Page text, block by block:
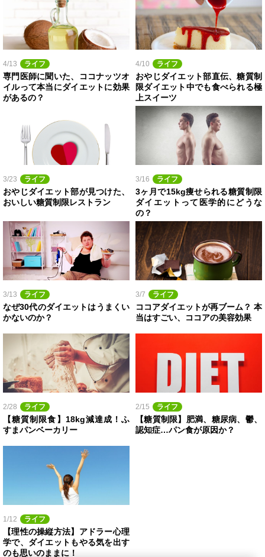
4/13 ライフ
専門医師に聞いた、ココナッツオ
イルって本当にダイエットに効果
があるの？
4/10 ライフ
おやじダイエット部直伝、糖質制
限ダイエット中でも食べられる極
上スイーツ
3/23 ライフ
おやじダイエット部が見つけた、
おいしい糖質制限レストラン
3/16 ライフ
3ヶ月で15kg痩せられる糖質制限
ダイエットって医学的にどうな
の？
3/13 ライフ
なぜ30代のダイエットはうまくい
かないのか？
3/7 ライフ
ココアダイエットが再ブーム？ 本
当はすごい、ココアの美容効果
2/28 ライフ
【糖質制限食】18kg減達成！ふ
すまパンベーカリー
2/15 ライフ
【糖質制限】肥満、糖尿病、鬱、
認知症…パン食が原因か？
1/12 ライフ
【理性の操縦方法】アドラー心理
学で、ダイエットもやる気を出す
のも思いのままに！